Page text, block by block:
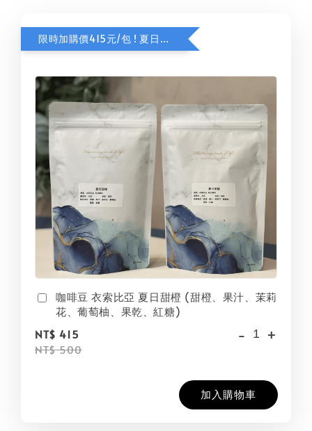
限時加購價415元/包 ! 夏日甜橙咖啡豆
咖啡豆 衣索比亞 夏日甜橙 (甜橙、果汁、茉莉
花、葡萄柚、果乾、紅糖)
NT$ 415
NT$ 500
- +
加入購物車